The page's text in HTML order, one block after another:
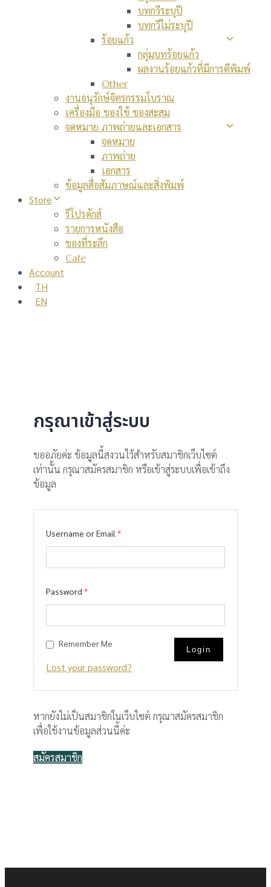
บทกวีระบุปี
บทกวีไม่ระบุปี
ร้อยแก้ว
กลุ่มบทร้อยแก้ว
ผลงานร้อยแก้วที่มีการตีพิมพ์
Other
งานอนุรักษ์จิตรกรรมโบราณ
เครื่องมือ ของใช้ ของสะสม
จดหมาย ภาพถ่ายและเอกสาร
จดหมาย
ภาพถ่าย
เอกสาร
ข้อมูลสื่อสัมภาษณ์และสิ่งพิมพ์
Store
รีโปรดักส์
รายการหนังสือ
ของที่ระลึก
Cafe
Account
TH
EN
กรุณาเข้าสู่ระบบ
ขออภัยค่ะ ข้อมูลนี้สงวนไว้สำหรับสมาชิกเว็บไซต์
เท่านั้น กรุณาสมัครสมาชิก หรือเข้าสู่ระบบเพื่อเข้าถึง
ข้อมูล
Username or Email*
Password*
Remember Me
Lost your password?
หากยังไม่เป็นสมาชิกในเว็บไซต์ กรุณาสมัครสมาชิก
เพื่อใช้งานข้อมูลส่วนนี้ค่ะ
สมัครสมาชิก